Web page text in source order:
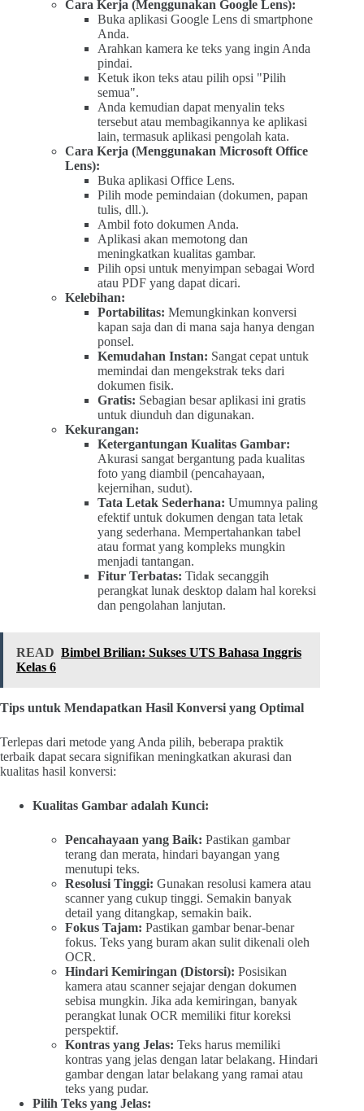
Cara Kerja (Menggunakan Google Lens):
Buka aplikasi Google Lens di smartphone
Anda.
Arahkan kamera ke teks yang ingin Anda
pindai.
Ketuk ikon teks atau pilih opsi "Pilih
semua".
Anda kemudian dapat menyalin teks
tersebut atau membagikannya ke aplikasi
lain, termasuk aplikasi pengolah kata.
Cara Kerja (Menggunakan Microsoft Office
Lens):
Buka aplikasi Office Lens.
Pilih mode pemindaian (dokumen, papan
tulis, dll.).
Ambil foto dokumen Anda.
Aplikasi akan memotong dan
meningkatkan kualitas gambar.
Pilih opsi untuk menyimpan sebagai Word
atau PDF yang dapat dicari.
Kelebihan:
Portabilitas: Memungkinkan konversi
kapan saja dan di mana saja hanya dengan
ponsel.
Kemudahan Instan: Sangat cepat untuk
memindai dan mengekstrak teks dari
dokumen fisik.
Gratis: Sebagian besar aplikasi ini gratis
untuk diunduh dan digunakan.
Kekurangan:
Ketergantungan Kualitas Gambar:
Akurasi sangat bergantung pada kualitas
foto yang diambil (pencahayaan,
kejernihan, sudut).
Tata Letak Sederhana: Umumnya paling
efektif untuk dokumen dengan tata letak
yang sederhana. Mempertahankan tabel
atau format yang kompleks mungkin
menjadi tantangan.
Fitur Terbatas: Tidak secanggih
perangkat lunak desktop dalam hal koreksi
dan pengolahan lanjutan.
READ Bimbel Brilian: Sukses UTS Bahasa Inggris
Kelas 6
Tips untuk Mendapatkan Hasil Konversi yang Optimal
Terlepas dari metode yang Anda pilih, beberapa praktik
terbaik dapat secara signifikan meningkatkan akurasi dan
kualitas hasil konversi:
Kualitas Gambar adalah Kunci:
Pencahayaan yang Baik: Pastikan gambar
terang dan merata, hindari bayangan yang
menutupi teks.
Resolusi Tinggi: Gunakan resolusi kamera atau
scanner yang cukup tinggi. Semakin banyak
detail yang ditangkap, semakin baik.
Fokus Tajam: Pastikan gambar benar-benar
fokus. Teks yang buram akan sulit dikenali oleh
OCR.
Hindari Kemiringan (Distorsi): Posisikan
kamera atau scanner sejajar dengan dokumen
sebisa mungkin. Jika ada kemiringan, banyak
perangkat lunak OCR memiliki fitur koreksi
perspektif.
Kontras yang Jelas: Teks harus memiliki
kontras yang jelas dengan latar belakang. Hindari
gambar dengan latar belakang yang ramai atau
teks yang pudar.
Pilih Teks yang Jelas: